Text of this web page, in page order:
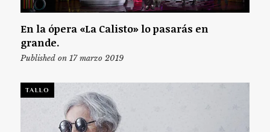
En la ópera «La Calisto» lo pasarás en
grande.
Published on 17 marzo 2019
TALLO